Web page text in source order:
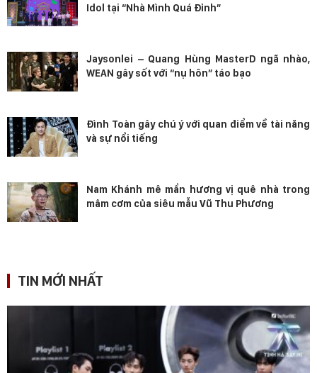
Idol tại “Nhà Mình Quá Đỉnh”
Jaysonlei – Quang Hùng MasterD ngã nhào,
WEAN gây sốt với “nụ hôn” táo bạo
Đình Toàn gây chú ý với quan điểm về tài năng
và sự nổi tiếng
Nam Khánh mê mẩn hương vị quê nhà trong
mâm cơm của siêu mẫu Vũ Thu Phương
TIN MỚI NHẤT